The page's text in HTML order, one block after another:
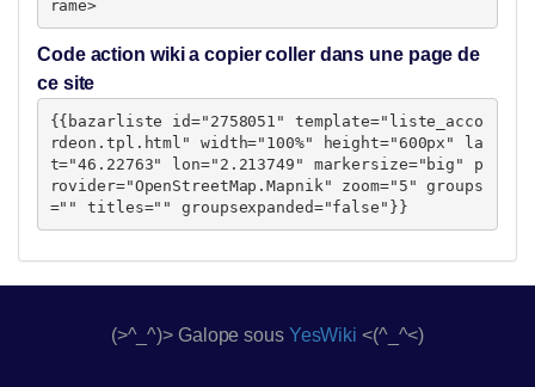
rame>
Code action wiki a copier coller dans une page de
ce site
{{bazarliste id="2758051" template="liste_acco
rdeon.tpl.html" width="100%" height="600px" la
t="46.22763" lon="2.213749" markersize="big" p
rovider="OpenStreetMap.Mapnik" zoom="5" groups
="" titles="" groupsexpanded="false"}}
(>^_^)> Galope sous YesWiki <(^_^<)